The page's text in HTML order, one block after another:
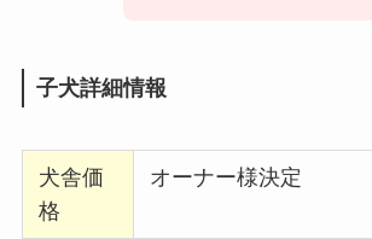
子犬詳細情報
犬舎価
格
オーナー様決定